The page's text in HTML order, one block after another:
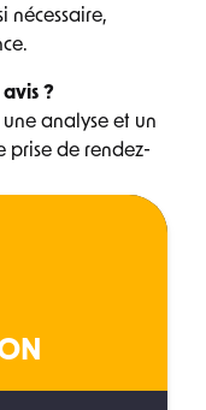
nécessaire,
?
analyse et un
prise de rendez-